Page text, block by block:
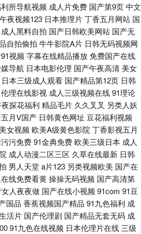
所导航视频 成人片免费 国产第9页中文
午夜视频123 日本推理片丁香五月网站 国
成人黑料自拍 国产日韩欧美网站 国产无
自拍偷拍 牛牛影院A片 日韩无码视频网
视频 字幕在线精品播放免费国产在线
导航 日本电影伦理 国产午夜高清 美女
日本三级成人观看 国产精品第12页 日韩
伦理在线影视 成人三级视频在线91理论
探花福利 精品毛片 久久叉叉 另类人妖
月V国产 日韩黄色网址 豆花福利视频
女视频 欧美A级黄色影院 丁香影视五月
污免费91金典免费 欧美三级日本 成人
成人动漫二区三区 久草在线最新 日韩
男人天堂a片123 另类视频欧美 国产在
线免费看黄操操无码视频 国产高清第
人夜夜做 国产在线小视频 91com 91豆
国品 香蕉视频国产精品 91九色福利 成
活片 国产伦理剧 国产精品无套无码 成
91九色在线视频 日本伦理片在线 三级